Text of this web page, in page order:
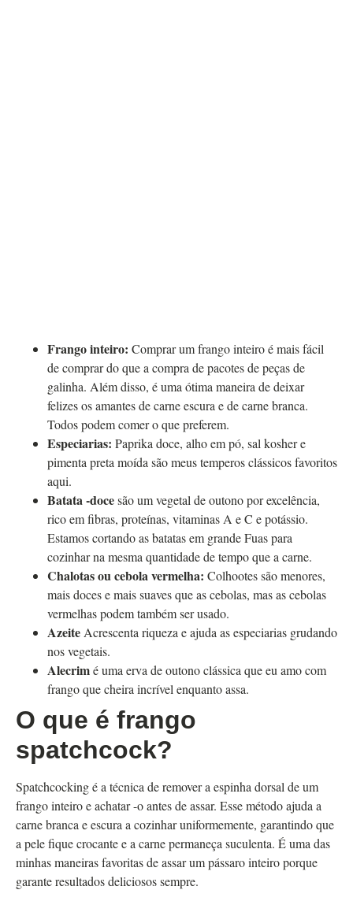
Frango inteiro: Comprar um frango inteiro é mais fácil
de comprar do que a compra de pacotes de peças de
galinha. Além disso, é uma ótima maneira de deixar
felizes os amantes de carne escura e de carne branca.
Todos podem comer o que preferem.
Especiarias: Paprika doce, alho em pó, sal kosher e
pimenta preta moída são meus temperos clássicos favoritos
aqui.
Batata -docesão um vegetal de outono por excelência,
rico em fibras, proteínas, vitaminas A e C e potássio.
Estamos cortando as batatas em grandeFuas para
cozinhar na mesma quantidade de tempo que a carne.
Chalotasou cebola vermelha: Colhootes são menores,
mais doces e mais suaves que as cebolas, mas as cebolas
vermelhas podemtambém ser usado.
Azeite Acrescenta riqueza e ajuda as especiarias grudando
nos vegetais.
Alecrimé uma erva de outono clássica que eu amo com
frango que cheira incrível enquanto assa.
O que é frango
spatchcock?
Spatchcocking é a técnica de remover a espinha dorsal de um
frango inteiro e achatar -o antes de assar. Esse método ajuda a
carne branca e escura a cozinhar uniformemente, garantindo que
a pele fique crocante e a carne permaneça suculenta. É uma das
minhas maneiras favoritas de assar um pássaro inteiro porque
garante resultados deliciosos sempre.